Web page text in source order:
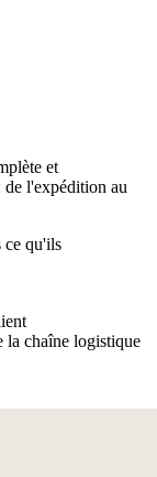
et
de l'expédition au
ce qu'ils
la chaîne logistique